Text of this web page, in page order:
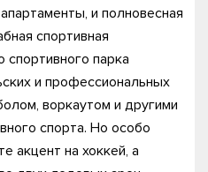
и полновесная
спортивная
спортивного парка
и профессиональных
воркаутом и другими
спорта. Но особо
акцент на хоккей, а